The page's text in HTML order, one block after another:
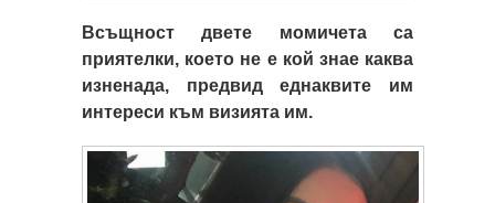
Всъщност двете момичета са
приятелки, което не е кой знае каква
изненада, предвид еднаквите им
интереси към визията им.